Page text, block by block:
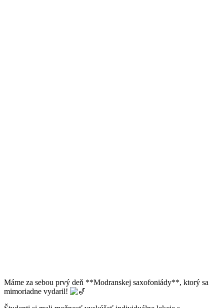
Máme za sebou prvý deň **Modranskej saxofoniády**, ktorý sa
mimoriadne vydaril!